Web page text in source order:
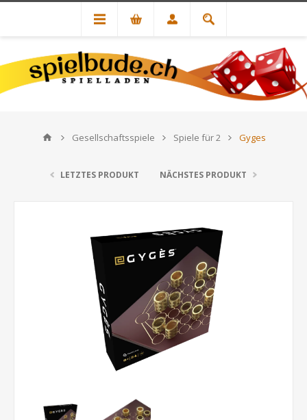
Gesellschaftsspiele Spiele für 2 Gyges
LETZTES PRODUKT NÄCHSTES PRODUKT